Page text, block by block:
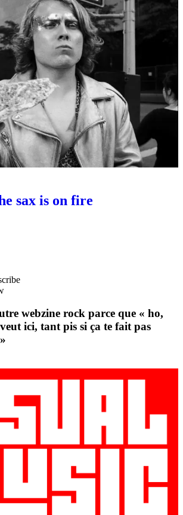
sax is on fire
webzine rock parce que « ho,
ici, tant pis si ça te fait pas